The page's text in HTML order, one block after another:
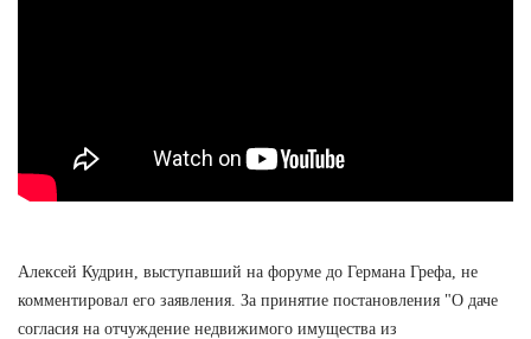
Алексей Кудрин, выступавший на форуме до Германа Грефа, не
комментировал его заявления. За принятие постановления "О даче
согласия на отчуждение недвижимого имущества из